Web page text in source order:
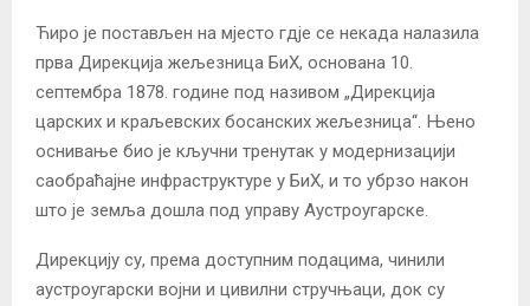
Ћиро је постављен на мјесто гдје се некада налазила
прва Дирекција жељезница БиХ, основана 10.
септембра 1878. године под називом „Дирекција
царских и краљевских босанских жељезница“. Њено
оснивање био је кључни тренутак у модернизацији
саобраћајне инфраструктуре у БиХ, и то убрзо након
што је земља дошла под управу Аустроугарске.
Дирекцију су, према доступним подацима, чинили
аустроугарски војни и цивилни стручњаци, док су